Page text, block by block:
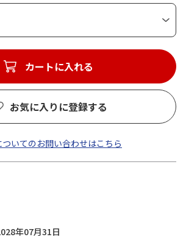
カートに入れる
お気に入りに登録する
ついてのお問い合わせはこちら
年07月31日